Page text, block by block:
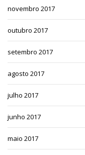
novembro 2017
outubro 2017
setembro 2017
agosto 2017
julho 2017
junho 2017
maio 2017